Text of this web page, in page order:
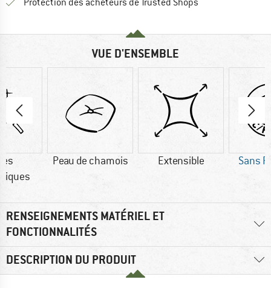
Protection des acheteurs de Trusted Shops
VUE D'ENSEMBLE
Peau de chamois Extensible Sans
RENSEIGNEMENTS MATÉRIEL ET
FONCTIONNALITÉS
DESCRIPTION DU PRODUIT